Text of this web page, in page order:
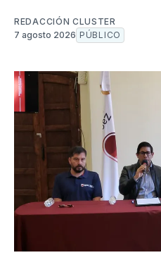
REDACCIÓN CLUSTER
7 agosto 2026 PÚBLICO